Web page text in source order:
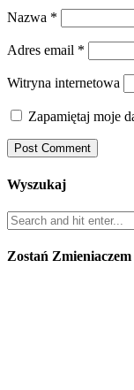
Nazwa *
Adres email *
Witryna internetowa
Zapamiętaj moje
Wyszukaj
Zostań